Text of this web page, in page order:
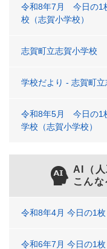
令和8年7月 今日の1
校（志賀小学校）
志賀町立志賀小学校
学校だより - 志賀町立
令和8年5月 今日の1
学校（志賀小学校）
AI（
こん
令和8年4月 今日の1枚
令和6年7月 今日の1枚